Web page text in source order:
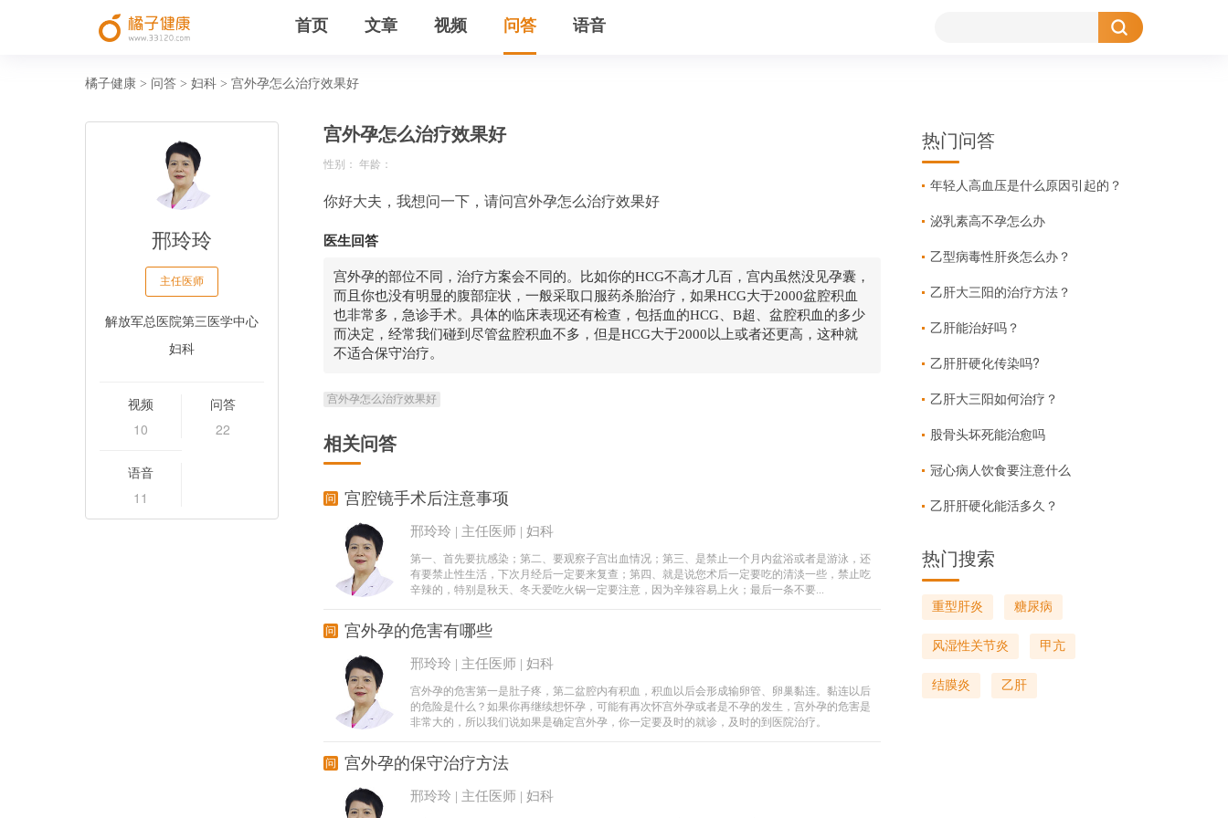
首页 文章 视频 问答 语音
橘子健康 > 问答 > 妇科 > 宫外孕怎么治疗效果好
邢玲玲
主任医师
解放军总医院第三医学中心
妇科
视频
10
问答
22
语音
11
宫外孕怎么治疗效果好
性别： 年龄：
你好大夫，我想问一下，请问宫外孕怎么治疗效果好
医生回答
宫外孕的部位不同，治疗方案会不同的。比如你的HCG不高才几百，宫内虽然没见孕囊，
而且你也没有明显的腹部症状，一般采取口服药杀胎治疗，如果HCG大于2000盆腔积血
也非常多，急诊手术。具体的临床表现还有检查，包括血的HCG、B超、盆腔积血的多少
而决定，经常我们碰到尽管盆腔积血不多，但是HCG大于2000以上或者还更高，这种就
不适合保守治疗。
宫外孕怎么治疗效果好
相关问答
宫腔镜手术后注意事项
邢玲玲 | 主任医师 | 妇科
第一、首先要抗感染；第二、要观察子宫出血情况；第三、是禁止一个月内盆浴或者是游泳，还
有要禁止性生活，下次月经后一定要来复查；第四、就是说您术后一定要吃的清淡一些，禁止吃
辛辣的，特别是秋天、冬天爱吃火锅一定要注意，因为辛辣容易上火；最后一条不要...
宫外孕的危害有哪些
邢玲玲 | 主任医师 | 妇科
宫外孕的危害第一是肚子疼，第二盆腔内有积血，积血以后会形成输卵管、卵巢黏连。黏连以后
的危险是什么？如果你再继续想怀孕，可能有再次怀宫外孕或者是不孕的发生，宫外孕的危害是
非常大的，所以我们说如果是确定宫外孕，你一定要及时的就诊，及时的到医院治疗。
宫外孕的保守治疗方法
邢玲玲 | 主任医师 | 妇科
热门问答
年轻人高血压是什么原因引起的？
泌乳素高不孕怎么办
乙型病毒性肝炎怎么办？
乙肝大三阳的治疗方法？
乙肝能治好吗？
乙肝肝硬化传染吗?
乙肝大三阳如何治疗？
股骨头坏死能治愈吗
冠心病人饮食要注意什么
乙肝肝硬化能活多久？
热门搜索
重型肝炎 糖尿病
风湿性关节炎 甲亢
结膜炎 乙肝